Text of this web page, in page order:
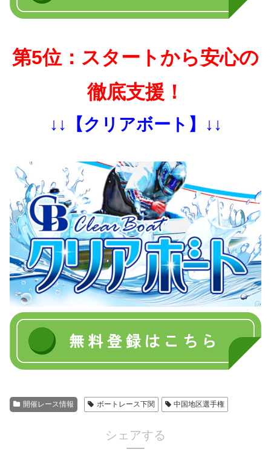
第5位：スタートから安心の
徹底支援！
↓↓【クリアボート】↓↓
開催レース情報 ボートレース下関 中国地区選手権
シェアする